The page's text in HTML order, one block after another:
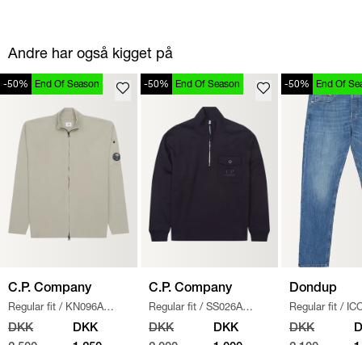
Andre har også kigget på
-50% End Of Season
C.P. Company
Regular fit / KN096A
110560A STRIK / SAND
DKK
DKK
-50% End Of Season
C.P. Company
Regular fit / SS026A
005086W SWEATSHIRT
DKK
DKK
-50% End Of
Dondup
Regular fit /
/ DENIM
DKK